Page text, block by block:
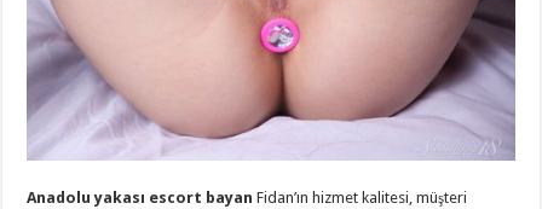
Anadolu yakası escort bayan Fidan’ın hizmet kalitesi, müşteri